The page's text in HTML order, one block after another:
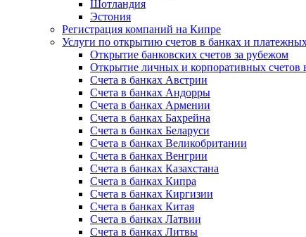
Шотландия
Эстония
Регистрация компаний на Кипре
Услуги по открытию счетов в банках и
Открытие банковских счетов за рубежом
Открытие личных и корпоративных счетов
Счета в банках Австрии
Счета в банках Андорры
Счета в банках Армении
Счета в банках Бахрейна
Счета в банках Беларуси
Счета в банках Великобритании
Счета в банках Венгрии
Счета в банках Казахстана
Счета в банках Кипра
Счета в банках Киргизии
Счета в банках Китая
Счета в банках Латвии
Счета в банках Литвы